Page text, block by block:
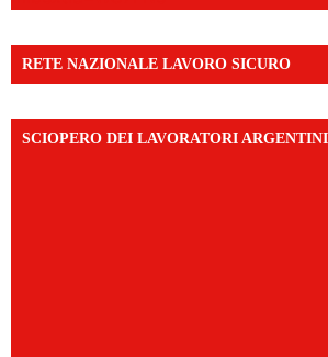
RETE NAZIONALE LAVORO SICURO
SCIOPERO DEI LAVORATORI